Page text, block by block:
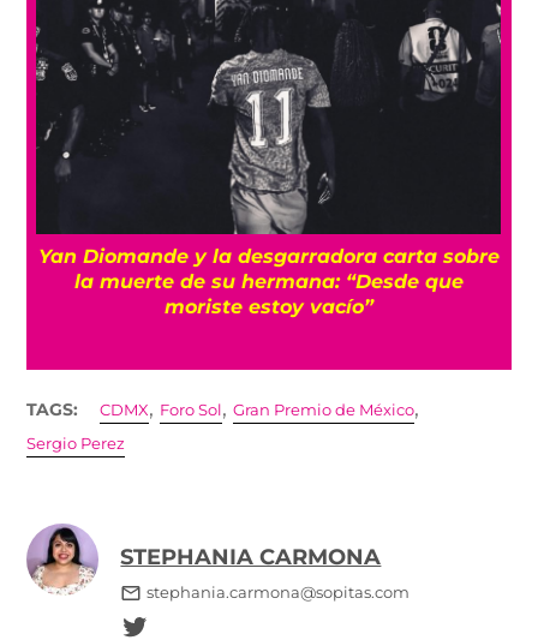
Yan Diomande y la desgarradora carta sobre
la muerte de su hermana: “Desde que
moriste estoy vacío”
TAGS: CDMX, Foro Sol,Gran Premio de México,
Sergio Perez
STEPHANIA CARMONA
stephania.carmona@sopitas.com